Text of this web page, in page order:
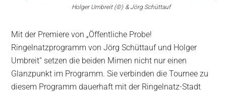
Holger Umbreit (©) & Jörg Schüttauf
Mit der Premiere von „Öffentliche Probe!
Ringelnatzprogramm von Jörg Schüttauf und Holger
Umbreit“ setzen die beiden Mimen nicht nur einen
Glanzpunkt im Programm. Sie verbinden die Tournee zu
diesem Programm dauerhaft mit der Ringelnatz-Stadt